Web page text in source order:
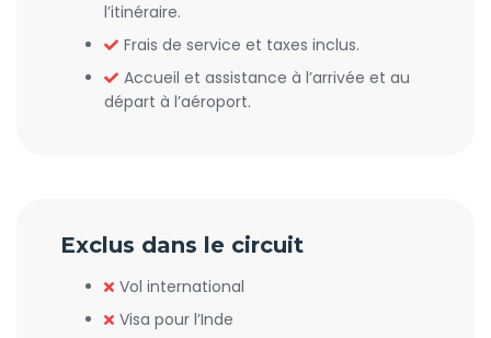
l’itinéraire.
Frais de service et taxes inclus.
Accueil et assistance à l’arrivée et au
départ à l’aéroport.
Exclus dans le circuit
Vol international
Visa pour l’Inde